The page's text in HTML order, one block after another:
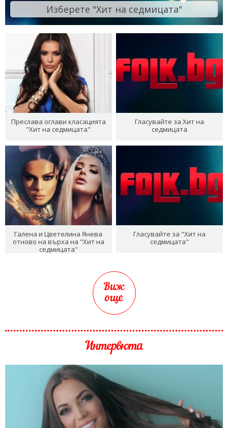
Изберете "Хит на седмицата"
Преслава оглави класацията
"Хит на седмицата"
Гласувайте за Хит на
седмицата
Галена и Цветелина Янева
отново на върха на "Хит на
седмицата"
Гласувайте за "Хит на
седмицата"
Виж
още
Интервюта